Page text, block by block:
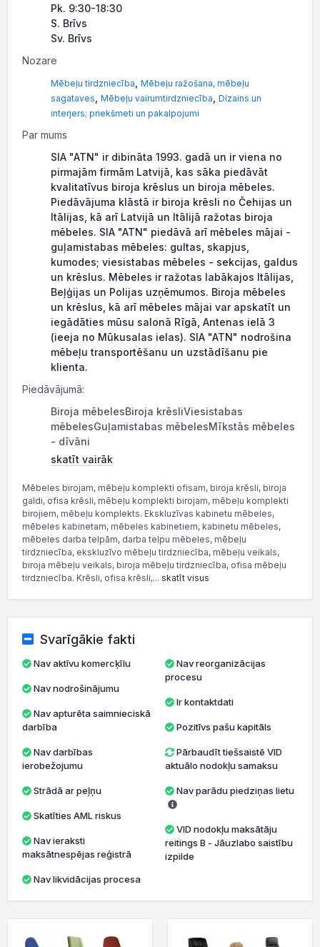
Pk. 9:30-18:30
S. Brīvs
Sv. Brīvs
Nozare
Mēbeļu tirdzniecība Mēbeļu ražošana, mēbeļu
sagataves Mēbeļu vairumtirdzniecība Dizains un
interjers; priekšmeti un pakalpojumi
Par mums
SIA "ATN" ir dibināta 1993. gadā un ir viena no
pirmajām firmām Latvijā, kas sāka piedāvāt
kvalitatīvus biroja krēslus un biroja mēbeles.
Piedāvājuma klāstā ir biroja krēsli no Čehijas un
Itālijas, kā arī Latvijā un Itālijā ražotas biroja
mēbeles. SIA "ATN" piedāvā arī mēbeles mājai -
guļamistabas mēbeles: gultas, skapjus,
kumodes; viesistabas mēbeles - sekcijas, galdus
un krēslus. Mēbeles ir ražotas labākajos Itālijas,
Beļģijas un Polijas uzņēmumos. Biroja mēbeles
un krēslus, kā arī mēbeles mājai var apskatīt un
iegādāties mūsu salonā Rīgā, Antenas ielā 3
(ieeja no Mūkusalas ielas). SIA "ATN" nodrošina
mēbeļu transportēšanu un uzstādīšanu pie
klienta.
Piedāvājumā:
Biroja mēbelesBiroja krēsliViesistabas
mēbelesGuļamistabas mēbelesMīkstās mēbeles
- dīvāni
skatīt vairāk
Mēbeles birojam, mēbeļu komplekti ofisam, biroja krēsli, biroja
galdi, ofisa krēsli, mēbeļu komplekti birojam, mēbeļu komplekti
birojiem, mēbeļu komplekts. Ekskluzīvas kabinetu mēbeles,
mēbeles kabinetam, mēbeles kabinetiem, kabinetu mēbeles,
mēbeles darba telpām, darba telpu mēbeles, mēbeļu
tirdzniecība, ekskluzīvo mēbeļu tirdzniecība, mēbeļu veikals,
biroja mēbeļu veikals, biroja mēbeļu tirdzniecība, ofisa mēbeļu
tirdzniecība. Krēsli, ofisa krēsli,... skatīt visus
Svarīgākie fakti
Nav aktīvu komercķīlu
Nav nodrošinājumu
darbība
ierobežojumu
Strādā ar peļņu
Skatīties AML riskus
maksātnespējas reģistrā
Nav likvidācijas procesa
Nav reorganizācijas
procesu
Ir kontaktdati
Pozitīvs pašu kapitāls
Pārbaudīt tiešsaistē VID
aktuālo nodokļu samaksu
Nav parādu piedziņas lietu
VID nodokļu maksātāju
reitings B - Jāuzlabo saistību
izpilde